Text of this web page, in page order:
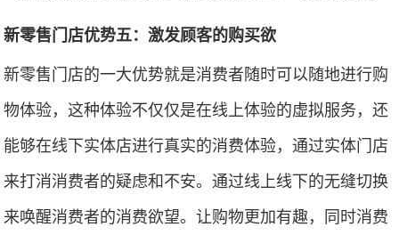
新零售门店优势五：激发顾客的购买欲
新零售门店的一大优势就是消费者随时可以随地进行购
物体验，这种体验不仅仅是在线上体验的虚拟服务，还
能够在线下实体店进行真实的消费体验，通过实体门店
来打消消费者的疑虑和不安。通过线上线下的无缝切换
来唤醒消费者的消费欲望。让购物更加有趣，同时消费